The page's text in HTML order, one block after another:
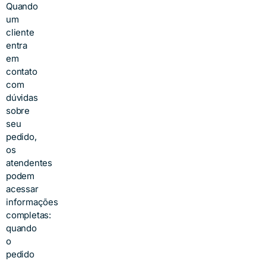
Quando
um
cliente
entra
em
contato
com
dúvidas
sobre
seu
pedido,
os
atendentes
podem
acessar
informações
completas:
quando
o
pedido